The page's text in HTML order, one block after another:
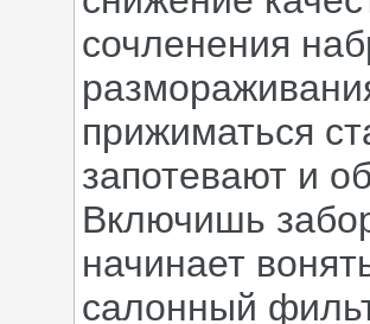
сочленения
прижиматься
запотевают и
Включишь
начинает
салонный